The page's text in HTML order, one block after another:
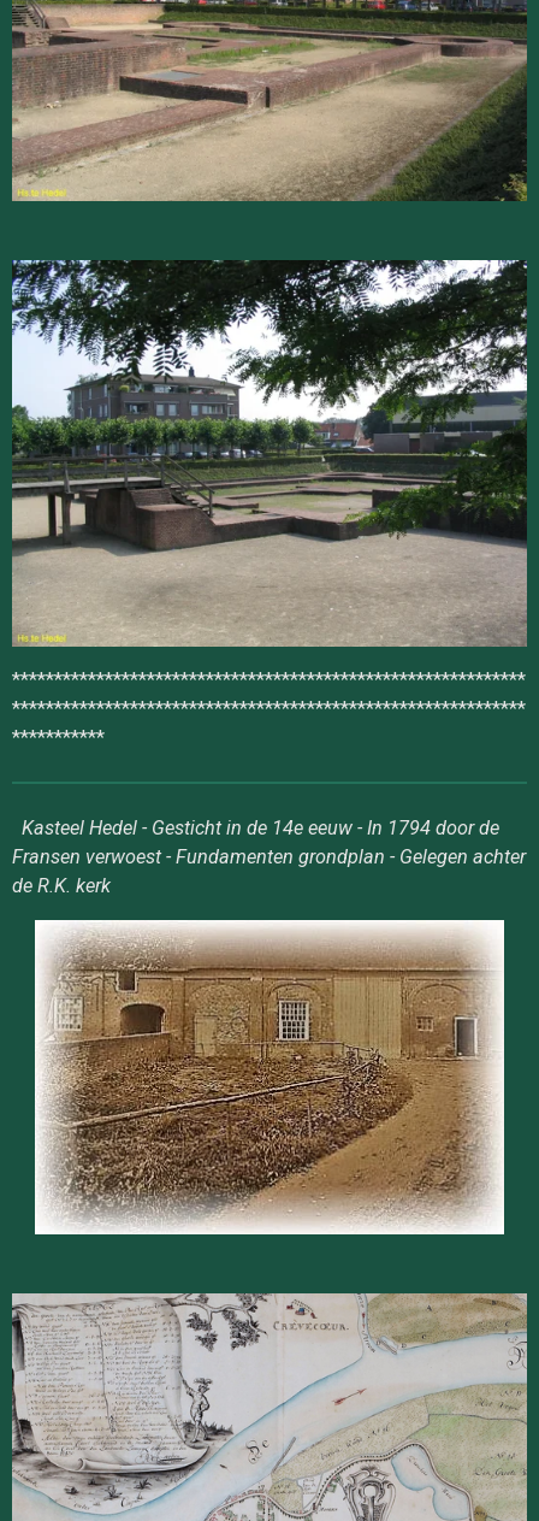
*************************************************************
*************************************************************
***********
Kasteel Hedel - Gesticht in de 14e eeuw - In 1794 door de
Fransen verwoest - Fundamenten grondplan - Gelegen achter
de R.K. kerk